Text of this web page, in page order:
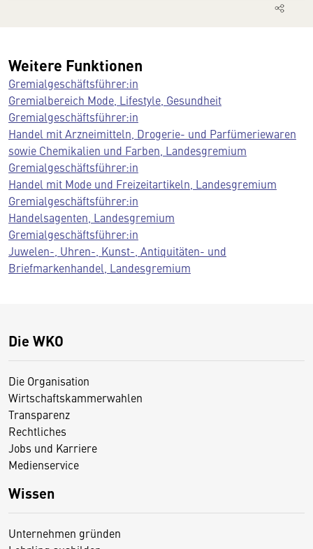
Weitere Funktionen
Gremialgeschäftsführer:in
Gremialbereich Mode, Lifestyle, Gesundheit
Gremialgeschäftsführer:in
Handel mit Arzneimitteln, Drogerie- und Parfümeriewaren
sowie Chemikalien und Farben, Landesgremium
Gremialgeschäftsführer:in
Handel mit Mode und Freizeitartikeln, Landesgremium
Gremialgeschäftsführer:in
Handelsagenten, Landesgremium
Gremialgeschäftsführer:in
Juwelen-, Uhren-, Kunst-, Antiquitäten- und
Briefmarkenhandel, Landesgremium
Die WKO
Die Organisation
Wirtschaftskammerwahlen
Transparenz
Rechtliches
Jobs und Karriere
Medienservice
Wissen
Unternehmen gründen